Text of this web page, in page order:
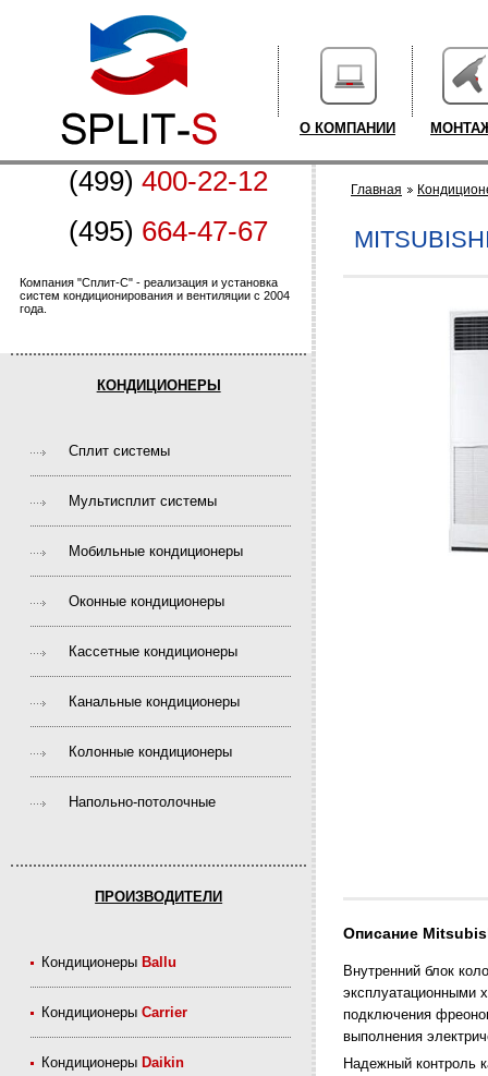
О КОМПАНИИ
(499) 400-22-12
(495) 664-47-67
Компания "Сплит-С" - реализация и установка
систем кондиционирования и вентиляции с 2004
года.
КОНДИЦИОНЕРЫ
Cплит системы
Мультисплит системы
Мобильные кондиционеры
Оконные кондиционеры
Кассетные кондиционеры
Канальные кондиционеры
Колонные кондиционеры
Напольно-потолочные
ПРОИЗВОДИТЕЛИ
Кондиционеры Ballu
КондиционерыCarrier
Кондиционеры Daikin
Главная
Описание
Внутренний блок
эксплуатационными
подключения
выполнения
Надежный контроль